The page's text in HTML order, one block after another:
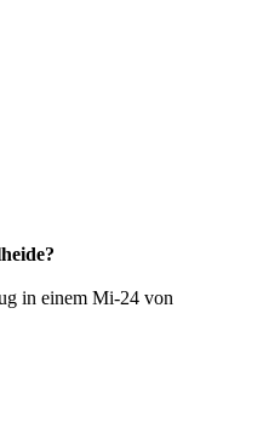
in einem Mi-24 von